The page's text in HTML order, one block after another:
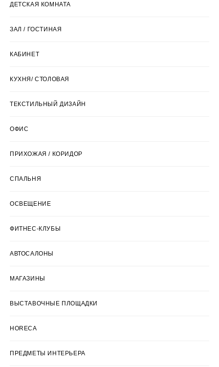
ДЕТСКАЯ КОМНАТА
ЗАЛ / ГОСТИНАЯ
КАБИНЕТ
КУХНЯ/ СТОЛОВАЯ
ТЕКСТИЛЬНЫЙ ДИЗАЙН
ОФИС
ПРИХОЖАЯ / КОРИДОР
СПАЛЬНЯ
ОСВЕЩЕНИЕ
ФИТНЕС-КЛУБЫ
АВТОСАЛОНЫ
МАГАЗИНЫ
ВЫСТАВОЧНЫЕ ПЛОЩАДКИ
HORECA
ПРЕДМЕТЫ ИНТЕРЬЕРА